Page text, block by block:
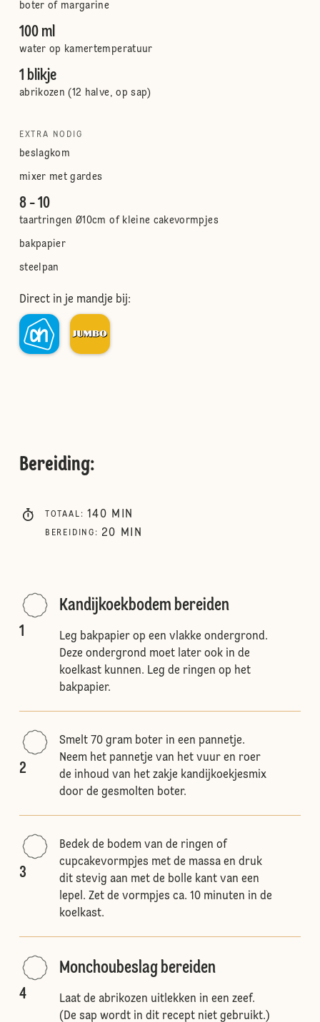
boter of margarine
100 ml
water op kamertemperatuur
1 blikje
abrikozen (12 halve, op sap)
EXTRA NODIG
beslagkom
mixer met gardes
8 - 10
taartringen Ø10cm of kleine cakevormpjes
bakpapier
steelpan
Direct in je mandje bij:
Bereiding:
TOTAAL : 140 MIN
BEREIDING : 20 MIN
1
Kandijkoekbodem bereiden
Leg bakpapier op een vlakke ondergrond.
Deze ondergrond moet later ook in de
koelkast kunnen. Leg de ringen op het
bakpapier.
2
Smelt 70 gram boter in een pannetje.
Neem het pannetje van het vuur en roer
de inhoud van het zakje kandijkoekjesmix
door de gesmolten boter.
3
Bedek de bodem van de ringen of
cupcakevormpjes met de massa en druk
dit stevig aan met de bolle kant van een
lepel. Zet de vormpjes ca. 10 minuten in de
koelkast.
4
Monchoubeslag bereiden
Laat de abrikozen uitlekken in een zeef.
(De sap wordt in dit recept niet gebruikt.)